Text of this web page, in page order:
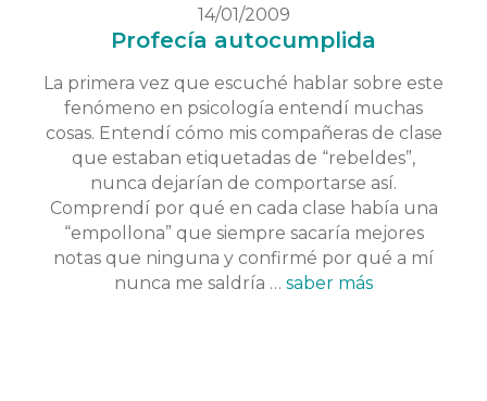
14/01/2009
Profecía autocumplida
La primera vez que escuché hablar sobre este
fenómeno en psicología entendí muchas
cosas. Entendí cómo mis compañeras de clase
que estaban etiquetadas de “rebeldes”,
nunca dejarían de comportarse así.
Comprendí por qué en cada clase había una
“empollona” que siempre sacaría mejores
notas que ninguna y confirmé por qué a mí
nunca me saldría … saber más